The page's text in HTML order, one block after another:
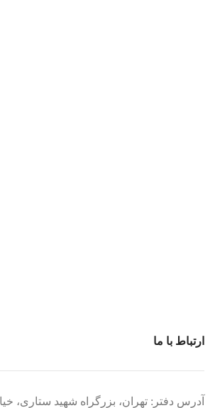
ارتباط با ما
آدرس دفتر: تهران، بزرگراه شهید ستاری،